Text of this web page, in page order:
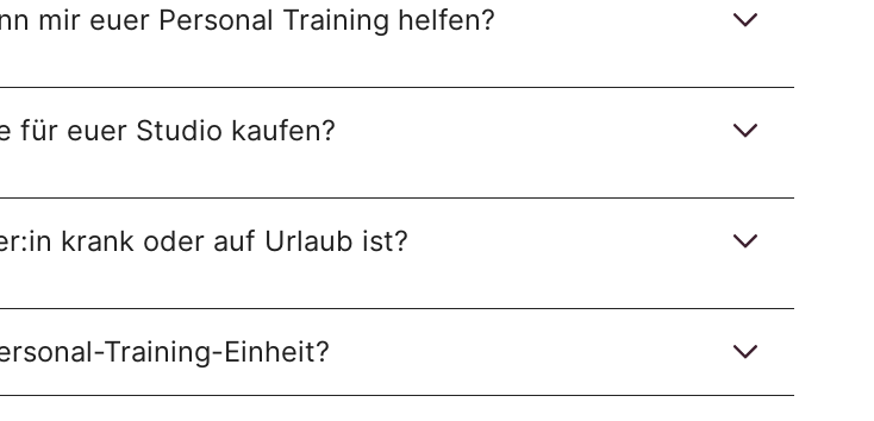
mir euer Personal Training helfen?
für euer Studio kaufen?
krank oder auf Urlaub ist?
Training-Einheit?